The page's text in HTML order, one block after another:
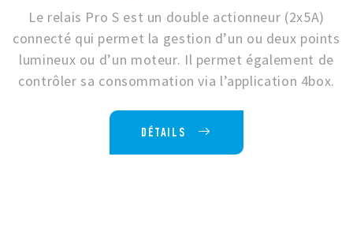
Le relais Pro S est un double actionneur (2x5A)
connecté qui permet la gestion d’un ou deux points
lumineux ou d’un moteur. Il permet également de
contrôler sa consommation via l’application 4box.
DÉTAILS